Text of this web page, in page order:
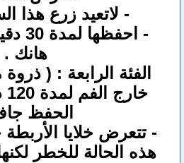
- لاتعيد زرع هذا
-
هانك .
الفئة الرابعة : (
الحفظ
- تتعرض خلايا
هذه الحالة للخطر